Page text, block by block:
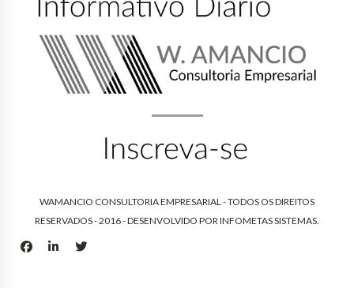
WAMANCIO CONSULTORIA EMPRESARIAL - TODOS OS DIREITOS
RESERVADOS - 2016 - DESENVOLVIDO PORINFOMETAS SISTEMAS.